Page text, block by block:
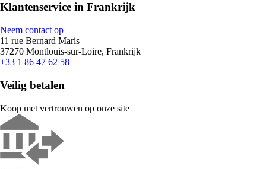
Klantenservice in Frankrijk
Neem contact op
11 rue Bernard Maris
37270 Montlouis-sur-Loire, Frankrijk
+33 1 86 47 62 58
Veilig betalen
Koop met vertrouwen op onze site